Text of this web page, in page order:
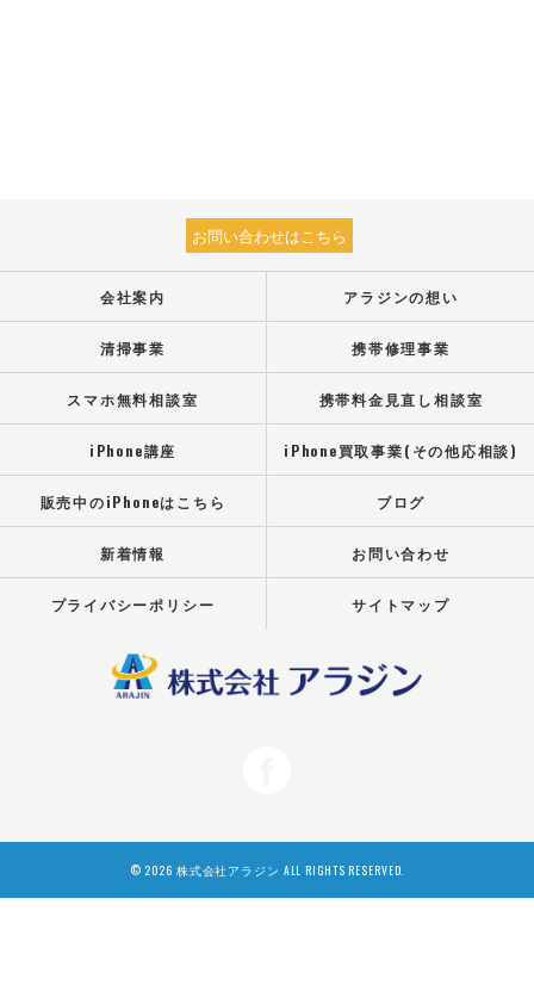
お問い合わせはこちら
会社案内 アラジンの想い
清掃事業 携帯修理事業
スマホ無料相談室 携帯料金見直し相談室
iPhone講座 iPhone買取事業(その他応相談)
販売中のiPhoneはこちら ブログ
新着情報 お問い合わせ
プライバシーポリシー サイトマップ
© 2026 株式会社アラジン ALL RIGHTS RESERVED.